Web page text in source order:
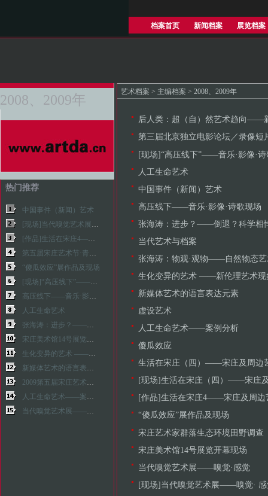
档案首页 新闻档案 展览档案
艺术档案 > 主编档案 > 2008、2009年
后人类：超（自）然艺术趋向——新
第三届北京独立电影论坛／录像短
[现场]“高压线下”——音乐·影像·诗
人工生命艺术
中国事件（新闻）艺术
高压线下——音乐·影像·诗歌现场
张海涛：进步？——倒退？科学相
当代艺术与档案
张海涛：物观·观物——自然物态艺
生化变异的艺术 ——新伦理艺术现
新媒体艺术的语言表达元素
虚设艺术
人工生命艺术——案例分析
傻瓜效应
生活在宋庄（四）——宋庄及周边
[现场]生活在宋庄（四）——宋庄及周
[作品]生活在宋庄4——宋庄及周边
“傻瓜效应”展作品及现场
宋庄艺术家群落生态环境田野调查
宋庄美术馆14号展览开幕现场
当代嗅觉艺术展——嗅觉·感觉
[现场]当代嗅觉艺术展——嗅觉· 感
2008、2009年
热门推荐
中国事件（新闻）艺术
[现场]当代嗅觉艺术展——嗅觉· 感觉
[作品]生活在宋庄4——宋庄及周边艺术家群落调查展
第五届宋庄艺术节·青年策展人邀请展
“傻瓜效应”展作品及现场
[现场]“高压线下”——音乐·影像·诗歌现场
高压线下——音乐·影像·诗歌现场
人工生命艺术
张海涛：进步？——倒退？科学相悖论
宋庄美术馆14号展览开幕现场
生化变异的艺术 ——新伦理艺术现象
新媒体艺术的语言表达元素
2009第五届宋庄艺术节·青年策展人邀请展
人工生命艺术——案例分析
当代嗅觉艺术展——嗅觉·感觉